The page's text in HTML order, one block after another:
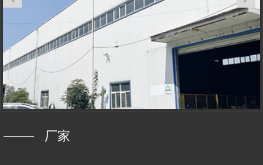
厂家